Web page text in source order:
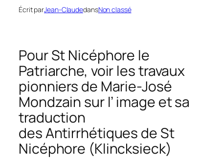
Écrit parJean-ClaudedansNon classé
Pour St Nicéphore le
Patriarche, voir les travaux
pionniers de Marie-José
Mondzain sur l’ image et sa
traduction
desAntirrhétiques de St
Nicéphore (Klincksieck)